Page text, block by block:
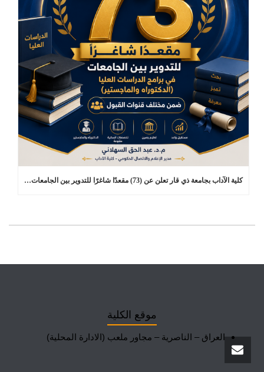
كلية الآداب بجامعة ذي قار تعلن عن (73) مقعدًا شاغرًا للتدوير بين الجامعات في برامج الدراسات العليا
موقع الكلية
العراق – الناصرية – مجاور ملعب (الادارة المحلية)